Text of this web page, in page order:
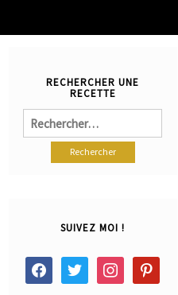
RECHERCHER UNE
RECETTE
Rechercher :
SUIVEZ MOI !
facebook twitter instagram pinterest